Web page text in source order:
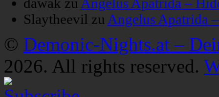
Slaytheevil zu Angelus Apatrida
© Demonic-Nights.at –
2026. All rights reserved.